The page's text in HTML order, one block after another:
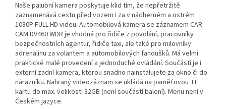
Naše palubní kamera poskytuje klid tím, že nepřetržitě
zaznamenává cestu před vozem i za v nádherném a ostrém
1080P FULL HD videu. Automobilová kamera se záznamem CAR
CAM DV460 WDR je vhodná pro řidiče z povolání, pracovníky
bezpečnostních agentur, řidiče taxi, ale také pro milovníky
adrenalinu za volantem a automobilových fanoušků. Má velmi
praktické malé provedení a jednoduché ovládání. Součástí je i
externí zadní kamera, kterou snadno nainstalujete za okno či do
nárazníku. Nahraný videozáznam se ukládá na paměťovou TF
kartu do max. velikosti 32GB (není součástí balení). Menu není v
Českém jazyce.